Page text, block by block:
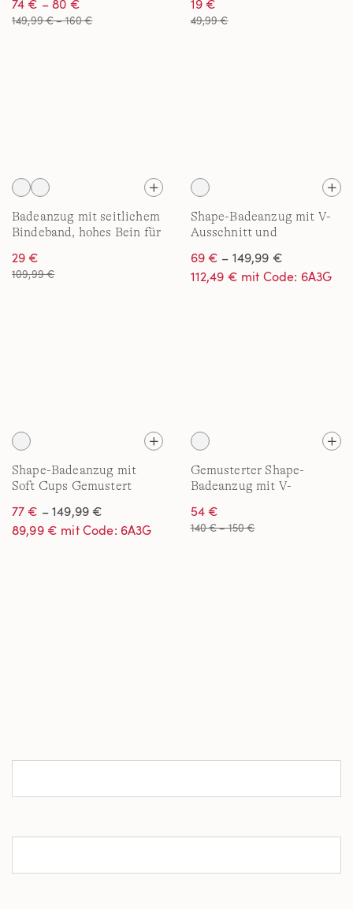
74 € – 80 €
149,99 € – 160 €
Damen in Plus-Größe
19 €
49,99 €
Badeanzug mit seitlichem
Bindeband, hohes Bein für
29 €
109,99 €
Shape-Badeanzug mit V-
Ausschnitt und
SLENDER für Damen in
Plus-Größe
69 € – 149,99 €
112,49 € mit Code: 6A3G
Shape-Badeanzug mit
Soft Cups Gemustert
Plus-Größe
77 € – 149,99 €
89,99 € mit Code: 6A3G
Gemusterter Shape-
Badeanzug mit V-
Plus-Größe
54 €
140 € – 150 €